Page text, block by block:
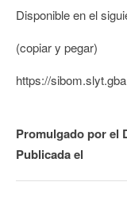
Disponible en el
(copiar y pegar)
https://
Promulgado por el
Publicada el